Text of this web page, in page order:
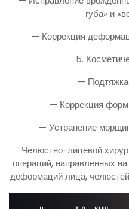
губа» и
— Коррекция
5.
— Подтяжка
— Коррекция
— Устранение
Челюстно-лицевой
операций, направленных
деформаций лица,